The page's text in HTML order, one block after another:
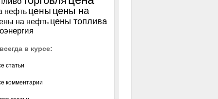
нефть цены цены на
на нефть цены топлива
в курсе:
статьи
комментарии